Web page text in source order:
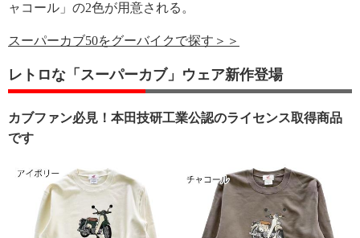
ャコール」の2色が用意される。
スーパーカブ50をグーバイクで探す＞＞
レトロな「スーパーカブ」ウェア新作登場
カブファン必見！本田技研工業公認のライセンス取得商品
です